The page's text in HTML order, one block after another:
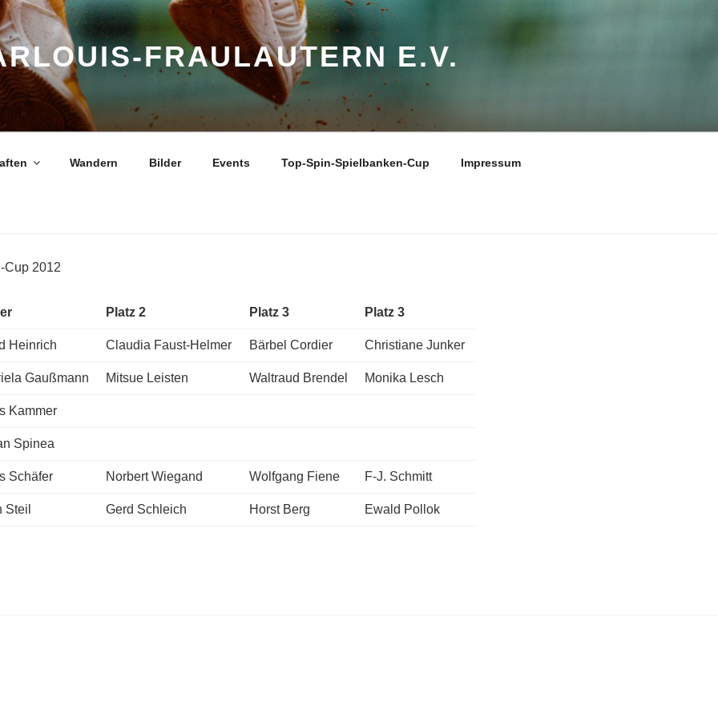
FRAULAUTERN E.V.
Wandern Bilder Events Top-Spin-Spielbanken-Cup Impressum
Cup 2012
Platz 2 Platz 3 Platz 3
Heinrich Claudia Faust-Helmer Bärbel Cordier Christiane Junker
Gaußmann Mitsue Leisten Waltraud Brendel Monika Lesch
Kammer
Spinea
Schäfer Norbert Wiegand Wolfgang Fiene F-J. Schmitt
Steil Gerd Schleich Horst Berg Ewald Pollok